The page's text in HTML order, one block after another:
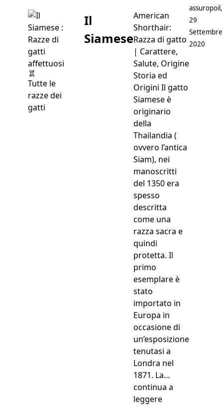
Tutte le
razze dei
gatti
Il
Siamese
American
Shorthair:
Razza di gatto
| Carattere,
Salute, Origine
Storia ed
Origini Il gatto
Siamese è
originario
della
Thailandia (
ovvero l’antica
Siam), nei
manoscritti
del 1350 era
spesso
descritta
come una
razza sacra e
quindi
protetta. Il
primo
esemplare è
stato
importato in
Europa in
occasione di
un’esposizione
tenutasi a
Londra nel
1871. La…
continua a
leggere“Il Siamese”
Postato da
assuropoil,
29
Settembre
2020